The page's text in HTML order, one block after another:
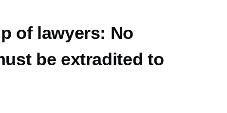
of lawyers: No
be extradited to